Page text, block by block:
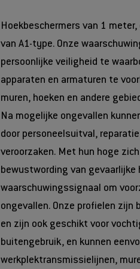
Hoekbeschermers van 1
van A1-type. Onze
persoonlijke veiligheid te
apparaten en armaturen te
muren, hoeken en andere
Na mogelijke ongevallen
door personeelsuitval,
veroorzaken. Met hun hoge
bewustwording van gevaarlijke
waarschuwingssignaal om
ongevallen. Onze profielen zijn
en zijn ook geschikt voor
buitengebruik, en kunnen
werkplektransmissielijnen,